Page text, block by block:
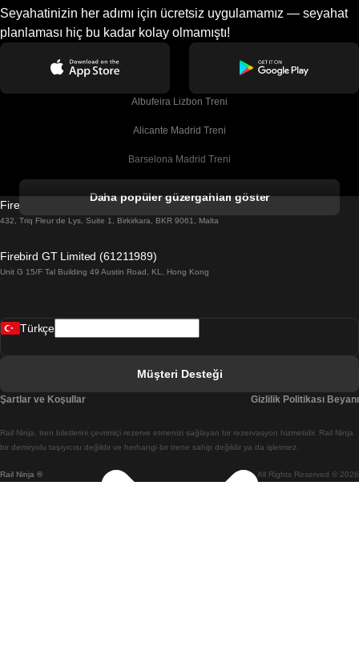
Seyahatinizin her adımı için ücretsiz uygulamamız — seyahat
planlaması hiç bu kadar kolay olmamıştı!
Albufeira Lizbon Treni
Alicante Madrid Treni
Barselona Madrid Treni
Barselona Sevilla Treni
Belfast Dublin Treni
Budapeşte Viyana Treni
Busan Cheonan(Asan) Treni
Daha popüler güzergahları göster
Firebird GT Limited (OC 1451)
432, Triq Fleur de Lys, Suite 1, Birkirkara, BKR 9061, Malta
Firebird GT Limited (61211989)
Unit G 15/F Tal Building 49 Austin Road, KL, Hong Kong
Rail Ninja ® All Rights Reserved © 2026
Rail Ninja, tren biletlerini çevrimiçi rezerve etmenizi sağlayan bir rezervasyon hizmetidir. Rail Ninja
bir demiryolu taşıyıcısı değildir ve herhangi bir trene sahip değildir ya da işletmez.
Türkçe
Müşteri Desteği
Şartlar ve Koşullar Gizlilik Politikası Beyanı